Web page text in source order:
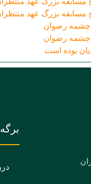
مسابقه بزرگ عهد
چشمه رضوان
چشمه رضوان
بوده است